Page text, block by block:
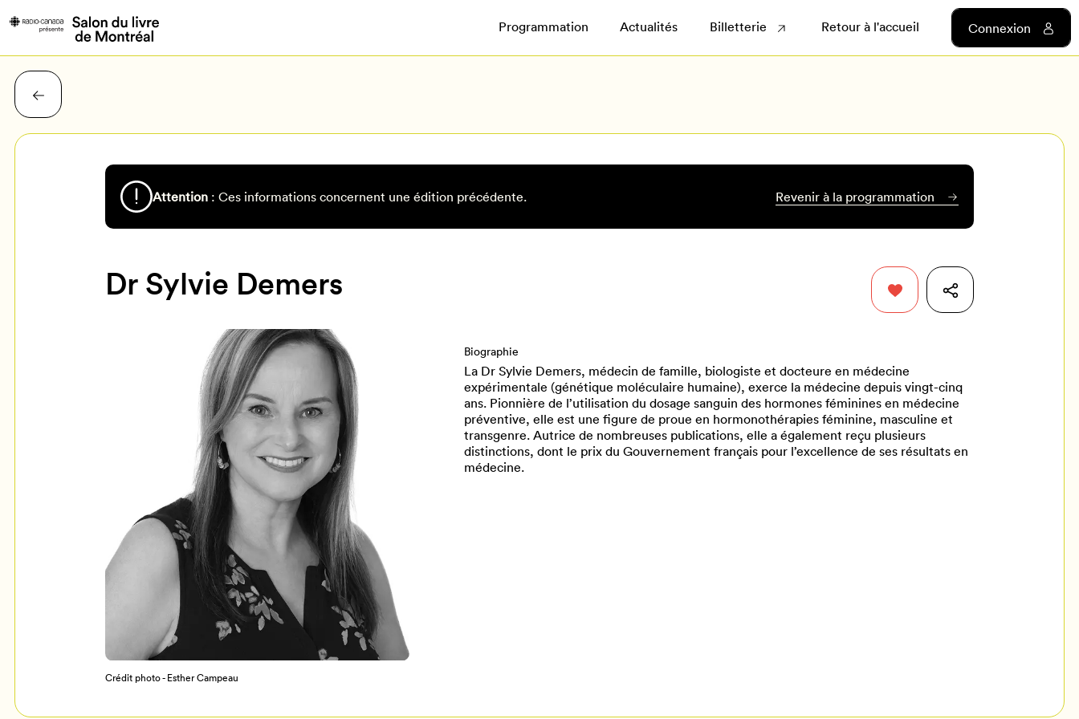
Programmation Actualités Billetterie Retour à l'accueil Connexion
Attention : Ces informations concernent une édition précédente. Revenir à la programmation
Dr Sylvie Demers
Crédit photo - Esther Campeau
Biographie
La Dr Sylvie Demers, médecin de famille, biologiste et docteure en médecine
expérimentale (génétique moléculaire humaine), exerce la médecine depuis vingt-cinq
ans. Pionnière de l’utilisation du dosage sanguin des hormones féminines en médecine
préventive, elle est une figure de proue en hormonothérapies féminine, masculine et
transgenre. Autrice de nombreuses publications, elle a également reçu plusieurs
distinctions, dont le prix du Gouvernement français pour l’excellence de ses résultats en
médecine.
Pour enregistrer vos favoris,
connectez-vous ou créez votre profil